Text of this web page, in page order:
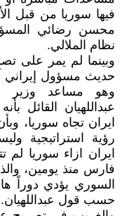
فيها سوريا من قبل
محسن رضائي
نظام الملالي.
وبينما لم يمر على
حديث مسؤول إيراني
وهو مساعد وزير
عبداللهيان القائل
ايران تجاه سوريا،
رؤية استراتيجية
ايران ازاء سوريا لم
فارس منذ يومين،
السوري يؤدي دوراً
حسب قول عبداللهيان.